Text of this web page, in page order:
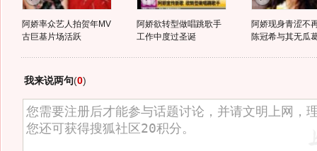
阿娇率众艺人拍贺年MV
古巨基片场活跃
阿娇欲转型做唱跳歌手
工作中度过圣诞
阿娇现身青涩不
陈冠希与其无瓜
我来说两句(0)